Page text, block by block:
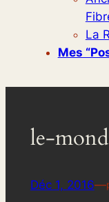
La
Mes
le-
Déc 1, 2016—